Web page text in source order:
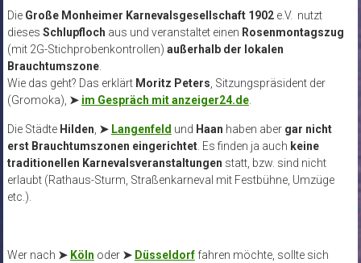
Die Große Monheimer Karnevalsgesellschaft 1902e.V. nutzt
dieses Schlupfloch aus und veranstaltet einen Rosenmontagszug
(mit 2G-Stichprobenkontrollen) außerhalb der lokalen
Brauchtumszone.
Wie das geht? Das erklärt Moritz Peters , Sitzungspräsident der
(Gromoka), ➤ im Gespräch mit anzeiger24.de.
Die Städte Hilden ➤ Langenfeld und Haan haben aber gar nicht
erst Brauchtumszonen eingerichtet. Es finden ja auch keine
traditionellen Karnevalsveranstaltungen statt, bzw. sind nicht
erlaubt (Rathaus-Sturm, Straßenkarneval mit Festbühne, Umzüge
etc.).
Wer nach ➤ Köln oder ➤ Düsseldorffahren möchte, sollte sich